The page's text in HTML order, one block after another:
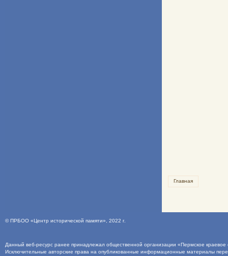
Главная
©ПРБОО «Центр исторической памяти» , 2022 г.
Данный веб-ресурс ранее принадлежал общественной организации «Пермское
Исключительные авторские права на опубликованные информационные материалы